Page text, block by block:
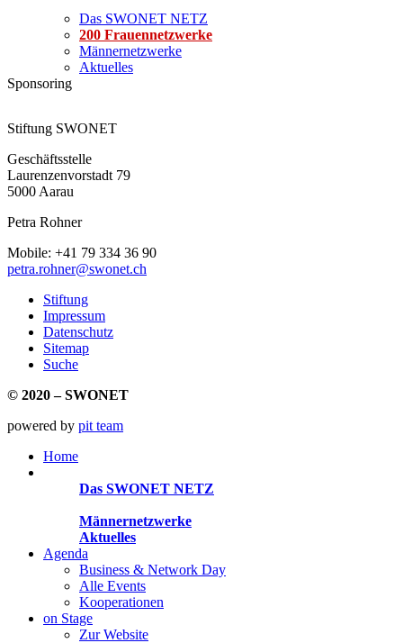
Das SWONET NETZ
200 Frauen­netzwerke
Männernetzwerke
Aktuelles
Sponsoring
Stiftung SWONET
Geschäftsstelle
Laurenzenvorstadt 79
5000 Aarau
Petra Rohner
Mobile: +41 79 334 36 90
petra.rohner@swonet.ch
Stiftung
Impressum
Datenschutz
Sitemap
Suche
© 2020 – SWONET
powered by pit team
Home
Das SWONET NETZ
Männernetzwerke
Aktuelles
Agenda
Business & Network Day
Alle Events
Kooperationen
on Stage
Zur Website